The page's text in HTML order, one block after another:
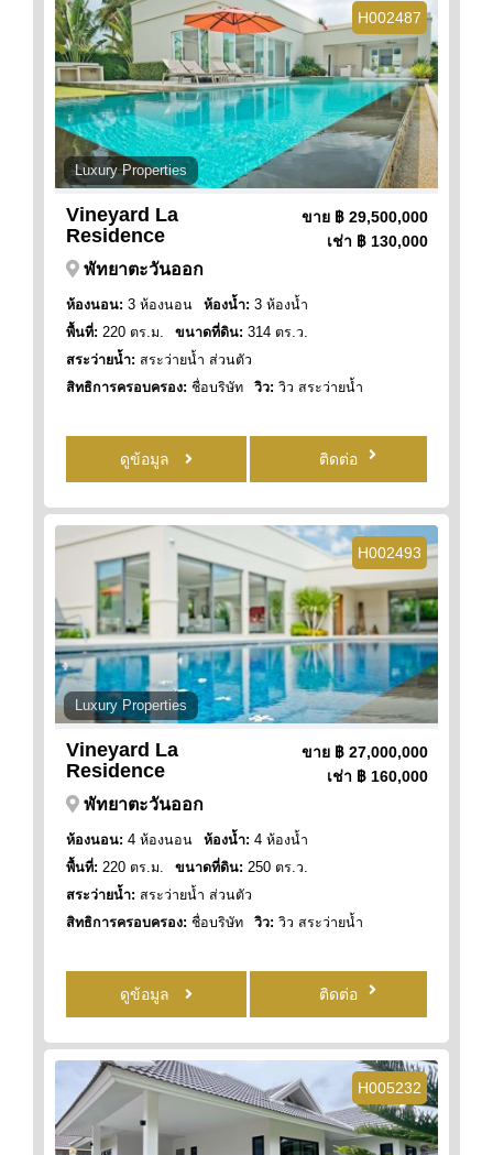
H002487
Luxury Properties
Vineyard La
Residence
ขาย ฿ 29,500,000
เช่า ฿ 130,000
พัทยาตะวันออก
ห้องนอน: 3 ห้องนอน ห้องน้ำ: 3 ห้องน้ำ
พื้นที่: 220 ตร.ม. ขนาดที่ดิน: 314 ตร.ว.
สระว่ายน้ำ: สระว่ายน้ำ ส่วนตัว
สิทธิการครอบครอง: ชื่อบริษัท วิว: วิว สระว่ายน้ำ
ดูข้อมูล ติดต่อ
H002493
Luxury Properties
Vineyard La
Residence
ขาย ฿ 27,000,000
เช่า ฿ 160,000
พัทยาตะวันออก
ห้องนอน: 4 ห้องนอน ห้องน้ำ: 4 ห้องน้ำ
พื้นที่: 220 ตร.ม. ขนาดที่ดิน: 250 ตร.ว.
สระว่ายน้ำ: สระว่ายน้ำ ส่วนตัว
สิทธิการครอบครอง: ชื่อบริษัท วิว: วิว สระว่ายน้ำ
ดูข้อมูล ติดต่อ
H005232